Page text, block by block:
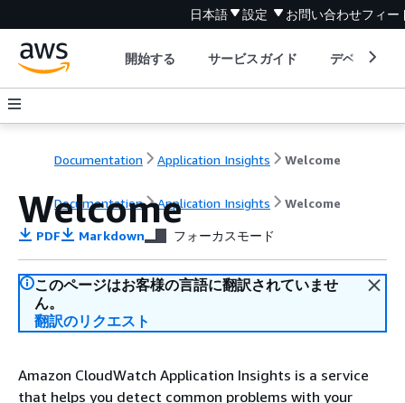
日本語 設定 お問い合わせフィー
開始する サービスガイド デベロッパ
Documentation Application Insights Welcome
Documentation Application Insights Welcome
Welcome
PDF Markdown フォーカスモード
このページはお客様の言語に翻訳されていませ
ん。
翻訳のリクエスト
Amazon CloudWatch Application Insights is a service
that helps you detect common problems with your